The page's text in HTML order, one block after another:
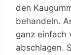
den
behandeln.
ganz einfach
abschlagen.